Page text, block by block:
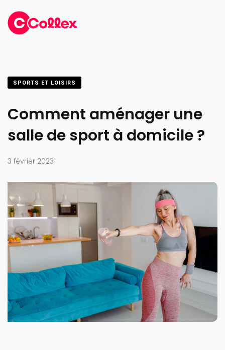
SPORTS ET LOISIRS
Comment aménager une
salle de sport à domicile ?
3 février 2023